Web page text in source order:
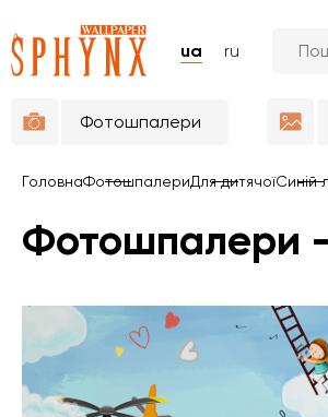
ua ru
Фотошпалери
ГоловнаФотошпалериДля дитячоїСиній
Фотошпалери -